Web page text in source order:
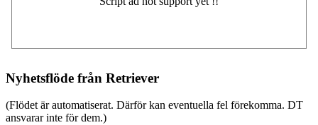
Nyhetsflöde från Retriever
(Flödet är automatiserat. Därför kan eventuella fel förekomma. DT
ansvarar inte för dem.)